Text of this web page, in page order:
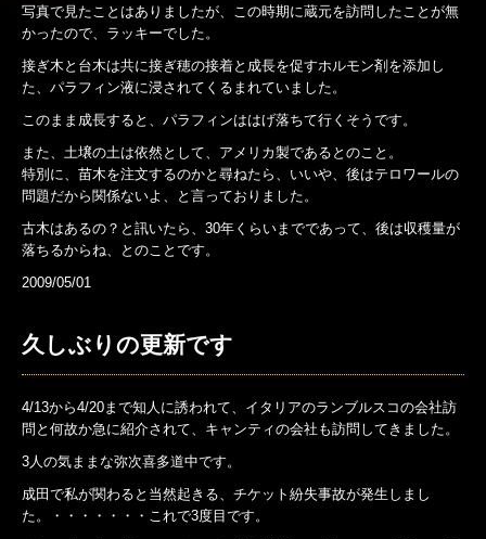
写真で見たことはありましたが、この時期に蔵元を訪問したことが無
かったので、ラッキーでした。
接ぎ木と台木は共に接ぎ穂の接着と成長を促すホルモン剤を添加し
た、パラフィン液に浸されてくるまれていました。
このまま成長すると、パラフィンははげ落ちて行くそうです。
また、土壌の土は依然として、アメリカ製であるとのこと。
特別に、苗木を注文するのかと尋ねたら、いいや、後はテロワールの
問題だから関係ないよ、と言っておりました。
古木はあるの？と訊いたら、30年くらいまでであって、後は収穫量が
落ちるからね、とのことです。
2009/05/01
久しぶりの更新です
4/13から4/20まで知人に誘われて、イタリアのランブルスコの会社訪
問と何故か急に紹介されて、キャンティの会社も訪問してきました。
3人の気ままな弥次喜多道中です。
成田で私が関わると当然起きる、チケット紛失事故が発生しまし
た。・・・・・・・これで3度目です。